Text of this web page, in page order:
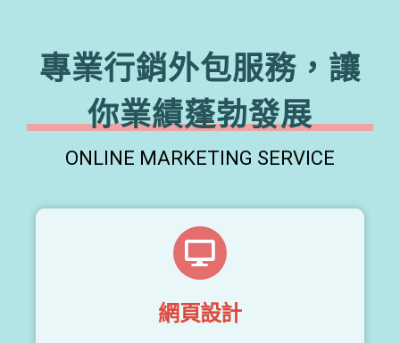
專業行銷外包服務，讓
你業績蓬勃發展
ONLINE MARKETING SERVICE
網頁設計